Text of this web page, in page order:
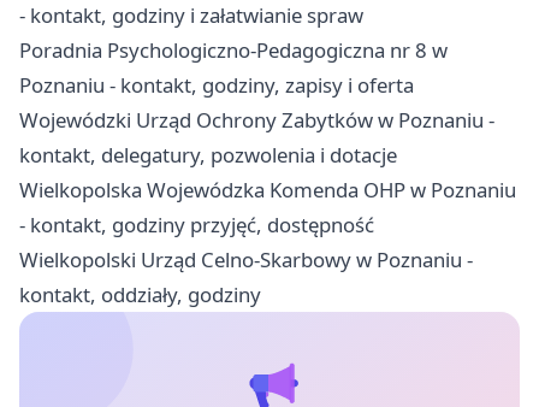
- kontakt, godziny i załatwianie spraw
Poradnia Psychologiczno-Pedagogiczna nr 8 w
Poznaniu - kontakt, godziny, zapisy i oferta
Wojewódzki Urząd Ochrony Zabytków w Poznaniu -
kontakt, delegatury, pozwolenia i dotacje
Wielkopolska Wojewódzka Komenda OHP w Poznaniu
- kontakt, godziny przyjęć, dostępność
Wielkopolski Urząd Celno-Skarbowy w Poznaniu -
kontakt, oddziały, godziny